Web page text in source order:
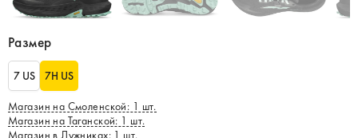
Размер
7 US 7H US
Магазин на Смоленской: 1 шт.
Магазин на Таганской: 1 шт.
Магазин в Лужниках: 1 шт.